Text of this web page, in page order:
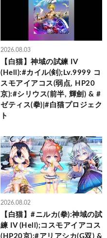
2026.08.03
【白猫】神域の試練 IV
(Hell):#カイル(剣);Lv.9999 コ
スモアイアコス(弱点, HP20
京):#シリウス(前半, 輝劍) & #
ゼティス(拳)|#白猫プロジェク
ト
2026.08.02
【白猫】#ニルカ(拳):神域の試
練 IV (Hell);コスモアイアコス
(HP20京):#アリアシカ(G双) &